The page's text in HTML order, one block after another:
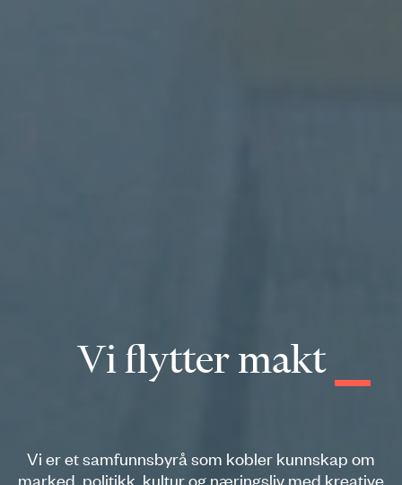
Viflytter makt
Vi er et samfunnsbyrå som kobler kunnskap om
marked, politikk, kultur og næringsliv med kreative